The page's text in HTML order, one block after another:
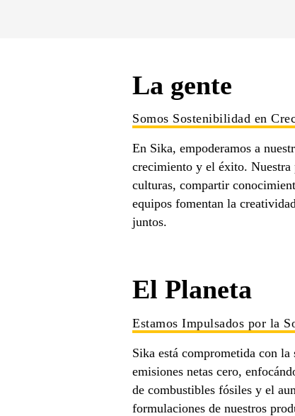
La gente
Somos Sostenibilidad en
En Sika, empoderamos a
crecimiento y el éxito. Nuestra
culturas, compartir
equipos fomentan la
juntos.​
El Planeta
Estamos Impulsados por la
Sika está comprometida con
emisiones netas cero,
de combustibles fósiles y el
formulaciones de nuestros